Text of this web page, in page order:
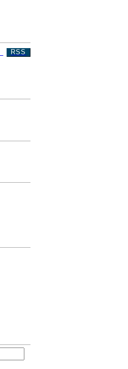
RSS